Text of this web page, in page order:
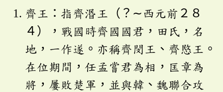
齊王：指齊湣王（？∼西元前２８
４），戰國時齊國國君，田氏，名
地，一作遂。亦稱齊閔王、齊愍王。
在位期間，任孟嘗君為相，匡章為
將，屢敗楚軍，並與韓、魏聯合攻